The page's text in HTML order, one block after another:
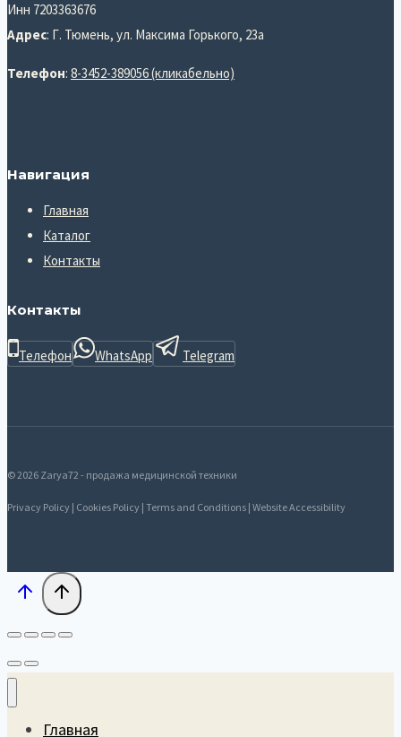
Инн 7203363676
Адрес: Г. Тюмень, ул. Максима Горького, 23а
Телефон: 8-3452-389056 (кликабельно)
Навигация
Главная
Каталог
Контакты
Контакты
Телефон WhatsApp Telegram
© 2026 Zarya72 - продажа медицинской техники
Privacy Policy | Cookies Policy | Terms and Conditions | Website Accessibility
Главная